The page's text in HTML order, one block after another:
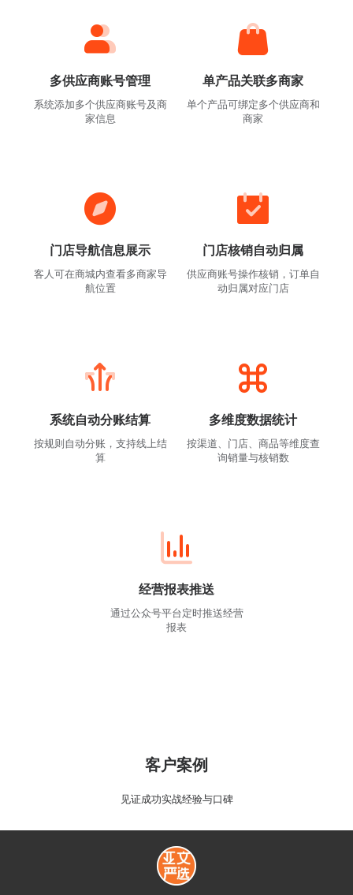
多供应商账号管理
系统添加多个供应商账号及商
家信息
单产品关联多商家
单个产品可绑定多个供应商和
商家
门店导航信息展示
客人可在商城内查看多商家导
航位置
门店核销自动归属
供应商账号操作核销，订单自
动归属对应门店
系统自动分账结算
按规则自动分账，支持线上结
算
多维度数据统计
按渠道、门店、商品等维度查
询销量与核销数
经营报表推送
通过公众号平台定时推送经营
报表
客户案例
见证成功实战经验与口碑